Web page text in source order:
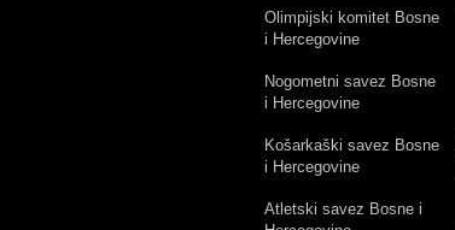
Olimpijski komitet Bosne
i Hercegovine
Nogometni savez Bosne
i Hercegovine
Košarkaški savez Bosne
i Hercegovine
Atletski savez Bosne i